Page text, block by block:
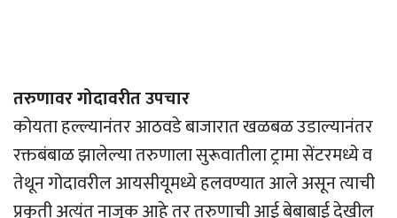
तरुणावर गोदावरीत उपचार
कोयता हल्ल्यानंतर आठवडे बाजारात खळबळ उडाल्यानंतर
रक्तबंबाळ झालेल्या तरुणाला सुरूवातीला ट्रामा सेंटरमध्ये व
तेथून गोदावरील आयसीयूमध्ये हलवण्यात आले असून त्याची
प्रकृती अत्यंत नाजूक आहे तर तरुणाची आई बेबाबाई देखील